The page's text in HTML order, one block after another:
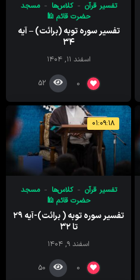
تفسیر قرآن کلاس‌ها
مسجد
حضرت قائم 🕌
تفسیر سوره توبه (برائت) – آیه
۳۴
اسفند ۱۱, ۱۴۰۴
0
52
۰۱:۰۹:۱۸
تفسیر قرآن کلاس‌ها
مسجد
حضرت قائم 🕌
تفسیر سوره توبه ( برائت)-آیه ۲۹
تا ۳۲
اسفند ۹, ۱۴۰۴
0
50